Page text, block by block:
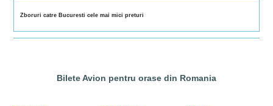
Zboruri catre Bucuresti cele mai mici preturi
Bilete Avion pentru orase din Romania